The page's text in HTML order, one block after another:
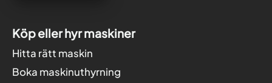
Köp eller hyr maskiner
Hitta rätt maskin
Boka maskinuthyrning